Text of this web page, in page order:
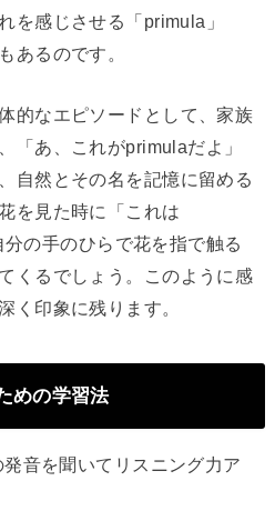
を感じさせる「primula」
あるのです。
的なエピソードとして、家族
「あ、これがprimulaだよ」
自然とその名を記憶に留める
を見た時に「これは
の手のひらで花を指で触る
くるでしょう。このように感
く印象に残ります。
めの学習法
発音を聞いてリスニング力ア